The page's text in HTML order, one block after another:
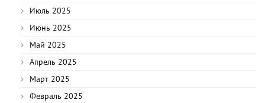
Июль 2025
Июнь 2025
Май 2025
Апрель 2025
Март 2025
Февраль 2025